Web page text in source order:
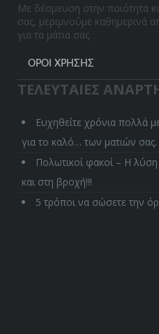
Με δέσμευση στην ποιότητα
σας, μεριμνούμε καθημερινά
για τα μάτια σας.
ΌΡΟΙ ΧΡΉΣΗΣ
ΤΕΛΕΥΤΑΙΕΣ
Ευχηθείτε χρόνια πολλά
για το καλό… των ματιών σας.
Πολωτικοί φακοί – Η
και στη βροχή!!!
5 τρόποι να σώσετε την